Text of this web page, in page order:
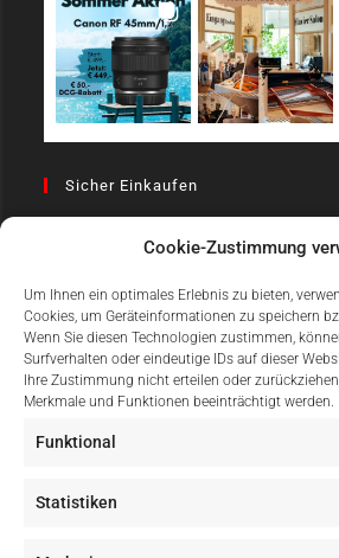
Cookie-Zustimmung
Um Ihnen ein optimales Erlebnis zu bieten,
Cookies, um Geräteinformationen zu speichern
Wenn Sie diesen Technologien zustimmen,
Surfverhalten oder eindeutige IDs auf dieser
Ihre Zustimmung nicht erteilen oder
Merkmale und Funktionen beeinträchtigt werden.
Funktional
Statistiken
Sicher Einkaufen
Einfach Online Bezahlen